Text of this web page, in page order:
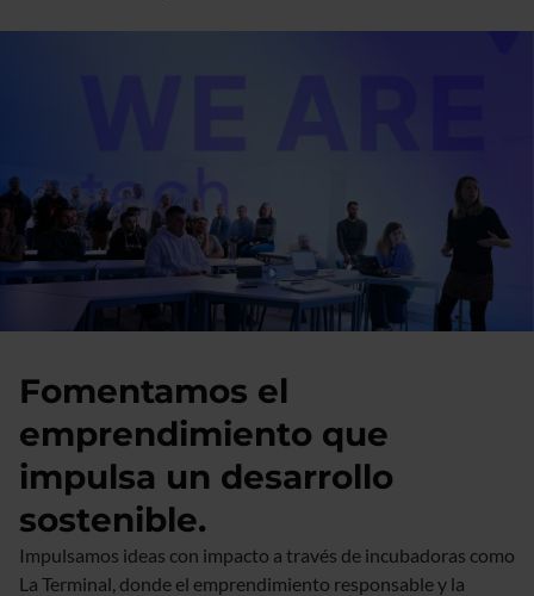
Fomentamos el
emprendimiento que
impulsa un desarrollo
sostenible.
Impulsamos ideas con impacto a través de incubadoras como
La Terminal, donde el emprendimiento responsable y la